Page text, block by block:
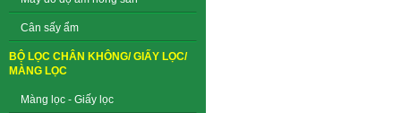
Cân sấy ẩm
BỘ LỌC CHÂN KHÔNG/ GIẤY LỌC/
MÀNG LỌC
Màng lọc - Giấy lọc